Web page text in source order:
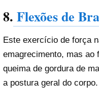
8. Flexões de
Este exercício de força
emagrecimento, mas
queima de gordura de
a postura geral do corpo.